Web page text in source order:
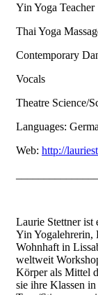
Yin Yoga Teacher
Thai Yoga
Contemporary
Vocals
Theatre Science/
Languages:
Web: http://
Laurie Stettner ist
Yin Yogalehrerin,
Wohnhaft in
weltweit
Körper als Mittel
sie ihre Klassen